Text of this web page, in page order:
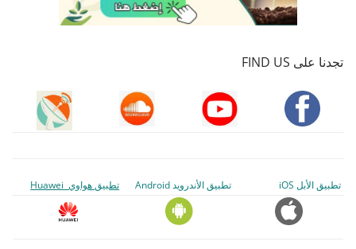
تجدنا على FIND US
تطبيق الأبل iOS تطبيق الأندرويد Android تطبيق هواوي Huawei